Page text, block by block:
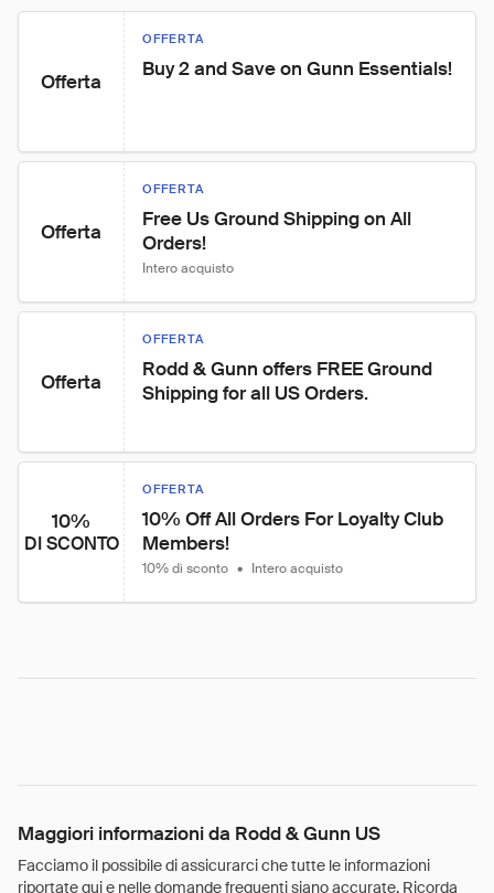
Offerta
OFFERTA
Buy 2 and Save on Gunn Essentials!
Offerta
OFFERTA
Free Us Ground Shipping on All
Orders!
Intero acquisto
Offerta
OFFERTA
Rodd & Gunn offers FREE Ground
Shipping for all US Orders.
10%
DI SCONTO
OFFERTA
10% Off All Orders For Loyalty Club
Members!
10% di sconto • Intero acquisto
Maggiori informazioni da Rodd & Gunn US
Facciamo il possibile di assicurarci che tutte le informazioni
riportate qui e nelle domande frequenti siano accurate. Ricorda